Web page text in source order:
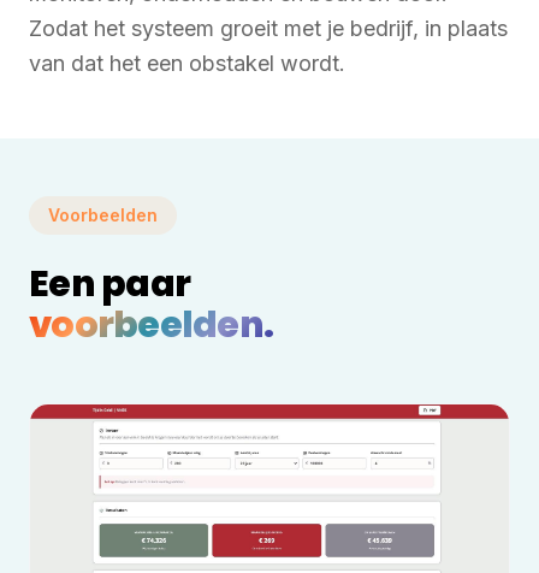
Zodat het systeem groeit met je bedrijf, in plaats
van dat het een obstakel wordt.
Voorbeelden
Een paar
voorbeelden.